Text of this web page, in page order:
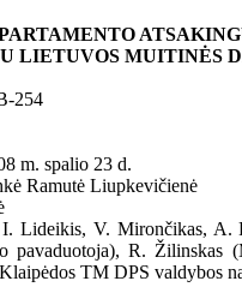
LIETUVOS MUITINĖS
254
m. spalio 23 d.
Ramutė Liupkevičienė
Lideikis, V. Mirončikas,
pavaduotoja), R.
TM DPS valdybos